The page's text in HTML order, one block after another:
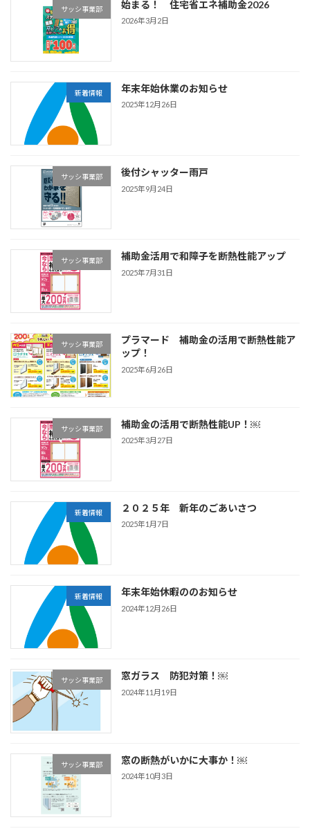
サッシ事業部 始まる！ 住宅省エネ補助金2026
2026年3月2日
新着情報 年末年始休業のお知らせ
2025年12月26日
サッシ事業部 後付シャッター雨戸
2025年9月24日
サッシ事業部 補助金活用で和障子を断熱性能アップ
2025年7月31日
サッシ事業部
プラマード 補助金の活用で断熱性能ア
ップ！
2025年6月26日
サッシ事業部 補助金の活用で断熱性能UP！￼
2025年3月27日
新着情報 ２０２５年 新年のごあいさつ
2025年1月7日
新着情報 年末年始休暇ののお知らせ
2024年12月26日
サッシ事業部 窓ガラス 防犯対策！￼
2024年11月19日
サッシ事業部 窓の断熱がいかに大事か！￼
2024年10月3日